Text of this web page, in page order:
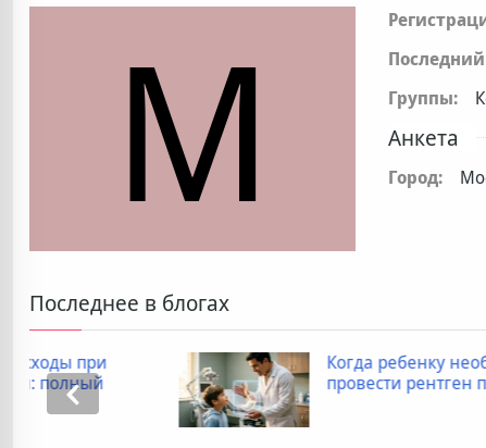
M
Группы:
Анкета
Город:
Последнее в блогах
Когда ребенку необходимо
провести рентген пищевода